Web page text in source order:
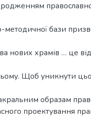
методичної бази
нових храмів … це
Щоб уникнути
образам
проектування